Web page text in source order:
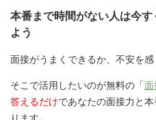
本番まで時間がない人は今
よう
面接がうまくできるか、不安を感
そこで活用したいのが無料の「面
答えるだけであなたの面接力と